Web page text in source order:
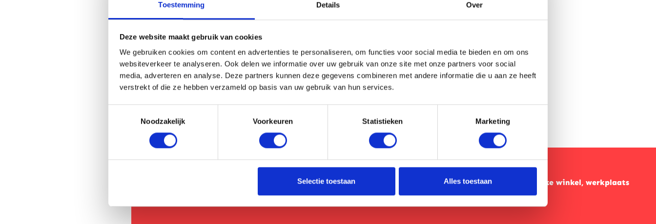
Toestemming Details Over
Deze website maakt gebruik van cookies
We gebruiken cookies om content en advertenties te personaliseren, om functies voor social media te bieden en om ons
websiteverkeer te analyseren. Ook delen we informatie over uw gebruik van onze site met onze partners voor social
media, adverteren en analyse. Deze partners kunnen deze gegevens combineren met andere informatie die u aan ze heeft
verstrekt of die ze hebben verzameld op basis van uw gebruik van hun services.
Noodzakelijk
Voorkeuren Statistieken Marketing
Selectie toestaan Alles toestaan
helpen je graag bij het kiezen van de juiste maat en pasvorm, zodat je verzekerd bent van
optimaal draagcomfort en bescherming. Bezoekonze showroomof bekijk het actuele aanbod in
comfort eisen.
Alleen A-merken Sinds 1935
Fysieke winkel, werkplaats
& online